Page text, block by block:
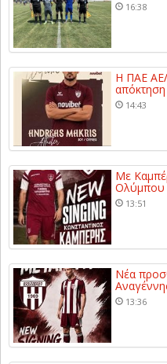
16:38
Η ΠΑΕ
14:43
Με
Ολύμπου
13:51
Νέα
13:36